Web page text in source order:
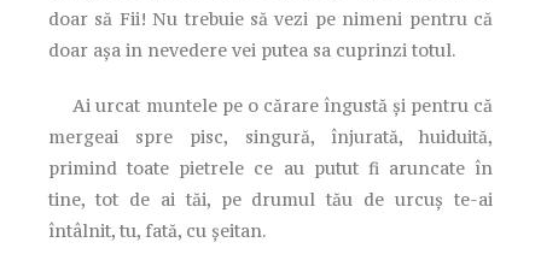
doar să Fii! Nu trebuie să vezi pe nimeni pentru că
doar așa in nevedere vei putea sa cuprinzi totul.
Ai urcat muntele pe o cărare îngustă și pentru că
mergeai spre pisc, singură, înjurată, huiduită,
primind toate pietrele ce au putut fi aruncate în
tine, tot de ai tăi, pe drumul tău de urcuș te-ai
întâlnit, tu, fată, cu șeitan.